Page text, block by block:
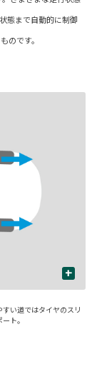
態まで自動的に制御
のです。
+
い道ではタイヤのスリ
ト。